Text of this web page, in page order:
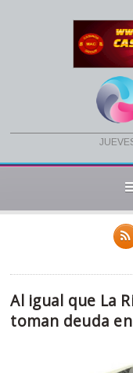
Al igual que La
toman deuda